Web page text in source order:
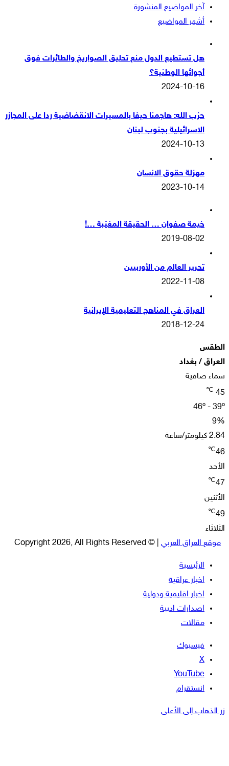
آخر المواضيع المنشورة
أشهر المواضيع
هل تستطيع الدول منع تحليق الصواريخ والطائرات فوق
أجوائها الوطنية؟
2024-10-16
حزب الله: هاجمنا حيفا بالمسيرات الانقضاضية ردا على المجازر
الاسرائيلية بجنوب لبنان
2024-10-13
مهزلة حقوق الانسان
2023-10-14
خيمة صفوان … الحقيقة المغيّبة …!
2019-08-02
تحرير العالم من الأوربيين
2022-11-08
العراق في المناهج التعليمية الإيرانية
2018-12-24
الطقس
العراق / بغداد
سماء صافية
45
℃
46º - 39º
9%
2.84 كيلومتر/ساعة
46
℃
الأحد
47
℃
الأثنين
49
℃
الثلاثاء
موقع العراق العربي | © Copyright 2026, All Rights Reserved
الرئيسية
اخبار عراقية
اخبار اقليمية ودولية
اصدارات ادبية
مقالات
فيسبوك
‫X
‫YouTube
انستقرام
زر الذهاب إلى الأعلى